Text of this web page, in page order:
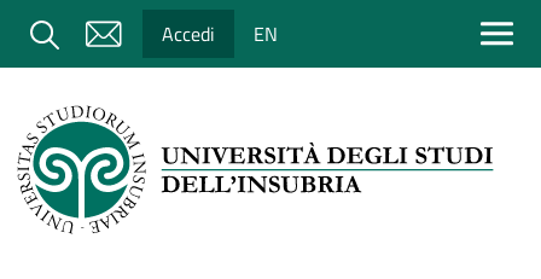
Salta al contenuto principale
Cerca Accedi EN